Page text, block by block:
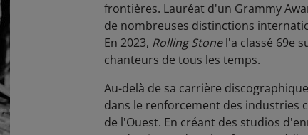
frontières. Lauréat d'un Grammy
de nombreuses distinctions
En 2023, Rolling Stonel'a classé 69e
chanteurs de tous les temps.
Au-delà de sa carrière
dans le renforcement des industries
de l'Ouest. En créant des studios